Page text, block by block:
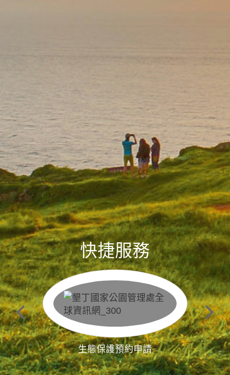
快捷服務
生態保護預約申請